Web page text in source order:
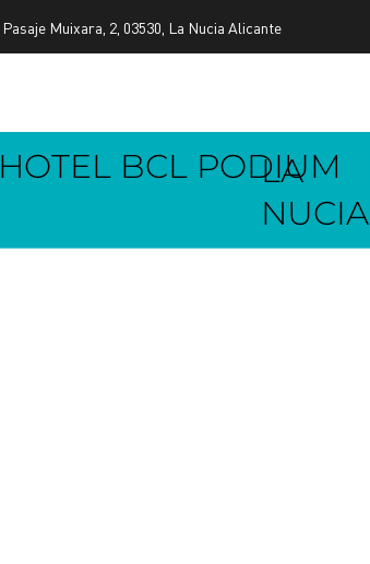
HOTEL BCL PODIUM
LA
NUCIA
Pasaje Muixara, 2, 03530, La Nucia Alicante